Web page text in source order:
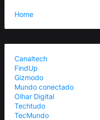
Home
Canaltech
FindUp
Gizmodo
Mundo conectado
Olhar Digital
Techtudo
TecMundo